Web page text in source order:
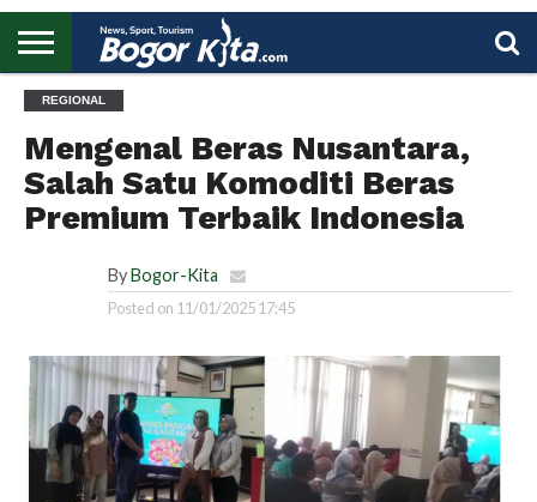
BOGOR
REGIONAL
NASIONAL
PENDIDIKAN
WISATA
OLAHRAGA
LAPORAN
PROFIL
REGIONAL
Mengenal Beras Nusantara,
Salah Satu Komoditi Beras
Premium Terbaik Indonesia
By Bogor-Kita
Posted on 11/01/2025 17:45